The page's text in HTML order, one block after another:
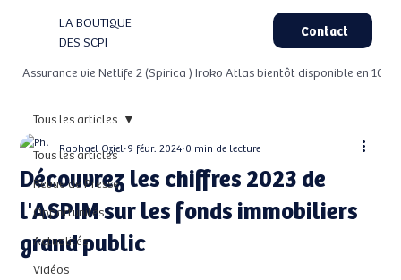
LA BOUTIQUE
DES SCPI
Assurance vie Netlife 2 (Spirica ) Iroko Atlas bientôt disponible en 100%
Contact
Tous les articles
Revue de Presse
Opportunités
Actualités
Vidéos
Tous les articles
Découvrez les chiffres 2023 de
l'ASPIM sur les fonds immobiliers
grand public
Raphael Oziel 9 févr. 2024 0 min de lecture